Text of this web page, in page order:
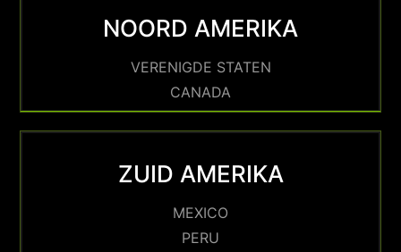
NOORD AMERIKA
VERENIGDE STATEN
CANADA
ZUID AMERIKA
MEXICO
PERU